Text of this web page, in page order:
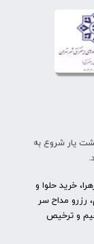
با نام تجاری بهشت یار شروع به
خرید حلوا و
رزرو مداح سر
و ترخیص